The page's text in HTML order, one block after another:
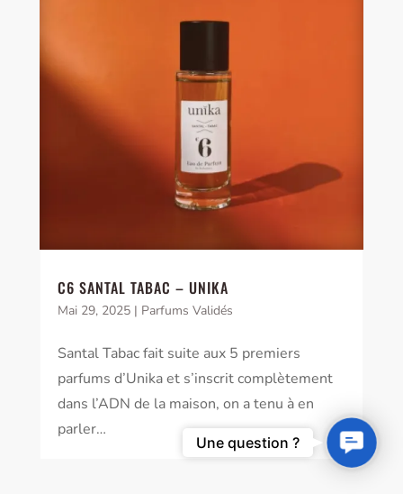
C6 SANTAL TABAC – UNIKA
Mai 29, 2025| Parfums Validés
Santal Tabac fait suite aux 5 premiers
parfums d’Unika et s’inscrit complètement
dans l’ADN de la maison, on a tenu à en
parler…
Contact
Us
Une question ?